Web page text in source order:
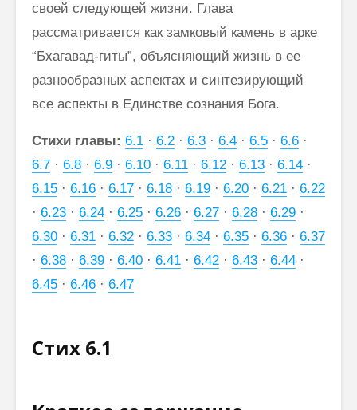
своей следующей жизни. Глава
рассматривается как замковый камень в арке
“Бхагавад-гиты”, объясняющий жизнь в ее
разнообразных аспектах и синтезирующий
все аспекты в Единстве сознания Бога.
Стихи главы: 6.1 · 6.2 · 6.3 · 6.4 · 6.5 · 6.6 ·
6.7 · 6.8 · 6.9 · 6.10 · 6.11 · 6.12 · 6.13 · 6.14 ·
6.15 · 6.16 · 6.17 · 6.18 · 6.19 · 6.20 · 6.21 · 6.22
· 6.23 · 6.24 · 6.25 · 6.26 · 6.27 · 6.28 · 6.29 ·
6.30 · 6.31 · 6.32 · 6.33 · 6.34 · 6.35 · 6.36 · 6.37
· 6.38 · 6.39 · 6.40 · 6.41 · 6.42 · 6.43 · 6.44 ·
6.45 · 6.46 · 6.47
Стих 6.1